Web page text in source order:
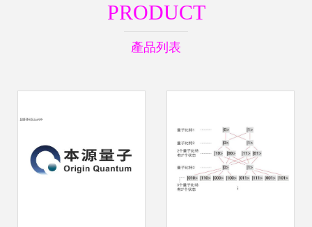
PRODUCT
產品列表